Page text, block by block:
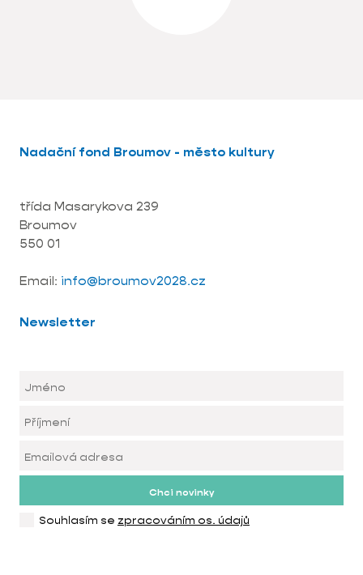
Nadační fond Broumov - město kultury
třída Masarykova 239
Broumov
550 01
Email: info@broumov2028.cz
Newsletter
Chci novinky
Souhlasím se zpracováním os. údajů